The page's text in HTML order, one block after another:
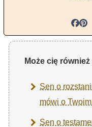
Może cię
Sen o
mówi o
Sen o